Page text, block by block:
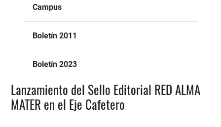
Campus
Boletín 2011
Boletín 2023
Lanzamiento del Sello Editorial RED ALMA
MATER en el Eje Cafetero